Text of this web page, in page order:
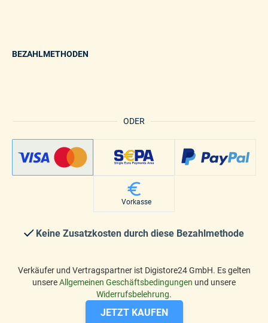
ODER
BEZAHLMETHODEN
Vorkasse
Keine Zusatzkosten durch diese Bezahlmethode
Verkäufer und Vertragspartner ist Digistore24 GmbH. Es gelten
unsereAllgemeinen Geschäftsbedingungen und unsere
Widerrufsbelehrung.
JETZT KAUFEN